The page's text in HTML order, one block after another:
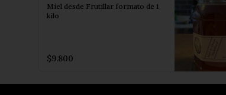
Miel desde Frutillar formato de 1
kilo
$9.800